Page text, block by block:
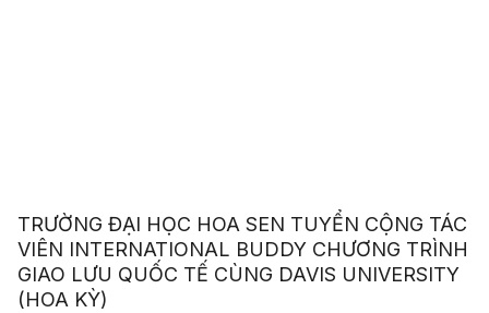
TRƯỜNG ĐẠI HỌC HOA SEN TUYỂN CỘNG TÁC
VIÊN INTERNATIONAL BUDDY CHƯƠNG TRÌNH
GIAO LƯU QUỐC TẾ CÙNG DAVIS UNIVERSITY
(HOA KỲ)